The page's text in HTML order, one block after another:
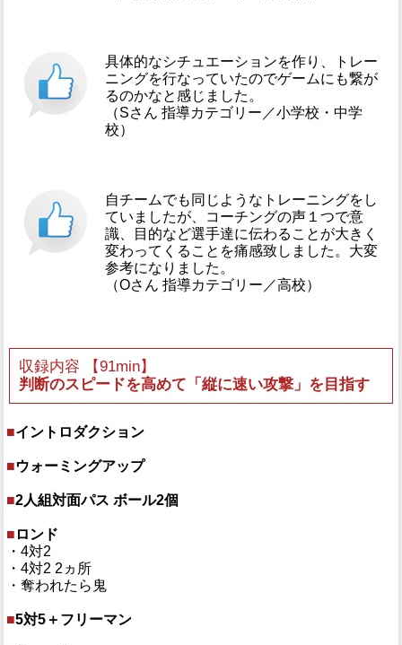
具体的なシチュエーションを作り、トレー
ニングを行なっていたのでゲームにも繋が
るのかなと感じました。
（Sさん 指導カテゴリー／小学校・中学
校）
自チームでも同じようなトレーニングをし
ていましたが、コーチングの声１つで意
識、目的など選手達に伝わることが大きく
変わってくることを痛感致しました。大変
参考になりました。
（Oさん 指導カテゴリー／高校）
収録内容 【91min】
判断のスピードを高めて「縦に速い攻撃」を目指す
■イントロダクション
■ウォーミングアップ
■2人組対面パス ボール2個
■ ロンド
・4対2
・4対2 2ヵ所
・奪われたら鬼
■5対5＋フリーマン